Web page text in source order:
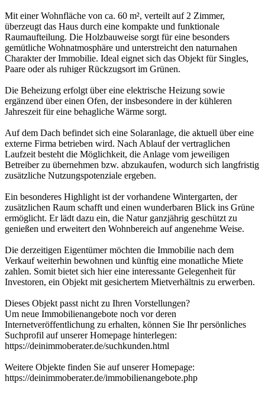
Mit einer Wohnfläche von ca. 60 m², verteilt auf 2 Zimmer,
überzeugt das Haus durch eine kompakte und funktionale
Raumaufteilung. Die Holzbauweise sorgt für eine besonders
gemütliche Wohnatmosphäre und unterstreicht den naturnahen
Charakter der Immobilie. Ideal eignet sich das Objekt für Singles,
Paare oder als ruhiger Rückzugsort im Grünen.
Die Beheizung erfolgt über eine elektrische Heizung sowie
ergänzend über einen Ofen, der insbesondere in der kühleren
Jahreszeit für eine behagliche Wärme sorgt.
Auf dem Dach befindet sich eine Solaranlage, die aktuell über eine
externe Firma betrieben wird. Nach Ablauf der vertraglichen
Laufzeit besteht die Möglichkeit, die Anlage vom jeweiligen
Betreiber zu übernehmen bzw. abzukaufen, wodurch sich langfristig
zusätzliche Nutzungspotenziale ergeben.
Ein besonderes Highlight ist der vorhandene Wintergarten, der
zusätzlichen Raum schafft und einen wunderbaren Blick ins Grüne
ermöglicht. Er lädt dazu ein, die Natur ganzjährig geschützt zu
genießen und erweitert den Wohnbereich auf angenehme Weise.
Die derzeitigen Eigentümer möchten die Immobilie nach dem
Verkauf weiterhin bewohnen und künftig eine monatliche Miete
zahlen. Somit bietet sich hier eine interessante Gelegenheit für
Investoren, ein Objekt mit gesichertem Mietverhältnis zu erwerben.
Dieses Objekt passt nicht zu Ihren Vorstellungen?
Um neue Immobilienangebote noch vor deren
Internetveröffentlichung zu erhalten, können Sie Ihr persönliches
Suchprofil auf unserer Homepage hinterlegen:
https://deinimmoberater.de/suchkunden.html
Weitere Objekte finden Sie auf unserer Homepage:
https://deinimmoberater.de/immobilienangebote.php